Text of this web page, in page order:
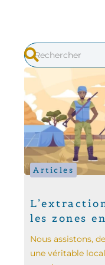
Articles
les zones
Nous assistons,
une véritable